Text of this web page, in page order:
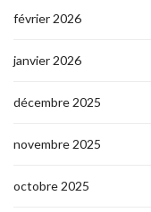
février 2026
janvier 2026
décembre 2025
novembre 2025
octobre 2025